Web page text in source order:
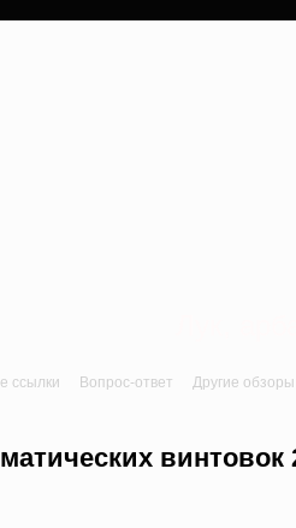
ссылки Вопрос-ответ Другие
винтовок